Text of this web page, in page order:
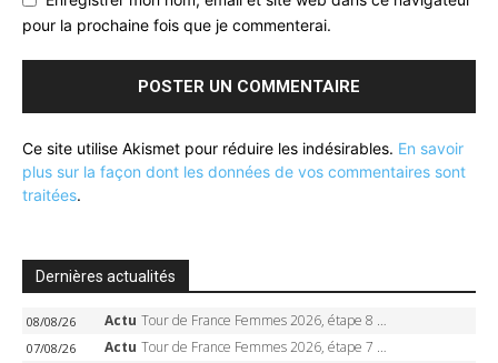
pour la prochaine fois que je commenterai.
Ce site utilise Akismet pour réduire les indésirables. En savoir
plus sur la façon dont les données de vos commentaires sont
traitées.
Dernières actualités
08/08/26 Actu Tour de France Femmes 2026, étape 8 – Demi Vollering gagne à Nice, reprend le jaune, Niewiadoma à 8 secondes
07/08/26 Actu Tour de France Femmes 2026, étape 7 – Kasia Niewiadoma gagne le Ventoux, maillot jaune, Reusser et Vollering piégées